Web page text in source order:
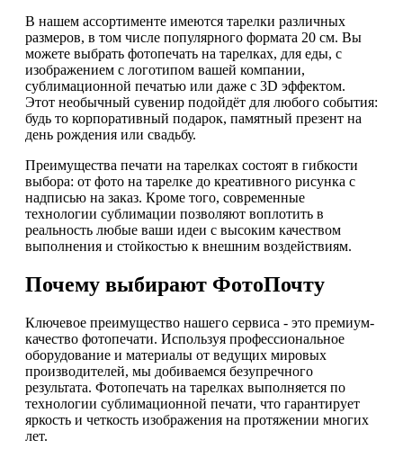
В нашем ассортименте имеются тарелки различных
размеров, в том числе популярного формата 20 см. Вы
можете выбрать фотопечать на тарелках, для еды, с
изображением с логотипом вашей компании,
сублимационной печатью или даже с 3D эффектом.
Этот необычный сувенир подойдёт для любого события:
будь то корпоративный подарок, памятный презент на
день рождения или свадьбу.
Преимущества печати на тарелках состоят в гибкости
выбора: от фото на тарелке до креативного рисунка с
надписью на заказ. Кроме того, современные
технологии сублимации позволяют воплотить в
реальность любые ваши идеи с высоким качеством
выполнения и стойкостью к внешним воздействиям.
Почему выбирают ФотоПочту
Ключевое преимущество нашего сервиса - это премиум-
качество фотопечати. Используя профессиональное
оборудование и материалы от ведущих мировых
производителей, мы добиваемся безупречного
результата. Фотопечать на тарелках выполняется по
технологии сублимационной печати, что гарантирует
яркость и четкость изображения на протяжении многих
лет.